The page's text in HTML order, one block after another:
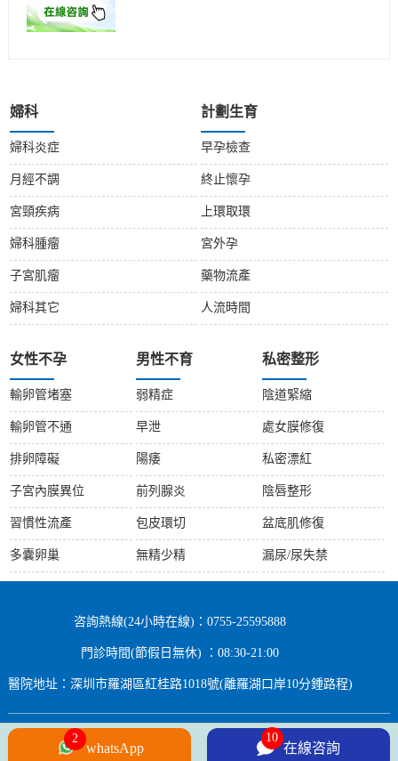
婦科
婦科炎症
月經不調
宮頸疾病
婦科腫瘤
子宮肌瘤
婦科其它
計劃生育
早孕檢查
終止懷孕
上環取環
宮外孕
藥物流產
人流時間
女性不孕
輸卵管堵塞
輸卵管不通
排卵障礙
子宮內膜異位
習慣性流產
多囊卵巢
男性不育
弱精症
早泄
陽痿
前列腺炎
包皮環切
無精少精
私密整形
陰道緊縮
處女膜修復
私密漂紅
陰唇整形
盆底肌修復
漏尿/尿失禁
咨詢熱線(24小時在線)：0755-25595888
門診時間(節假日無休) ：08:30-21:00
醫院地址：深圳市羅湖區紅桂路1018號(離羅湖口岸10分鍾路程)
Copyright © 2024 All rights Reserved.
2
whatsApp
10
在線咨詢